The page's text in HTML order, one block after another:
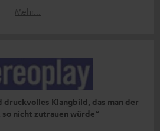
Mehr...
druckvolles Klangbild, das man der
so nicht zutrauen würde“